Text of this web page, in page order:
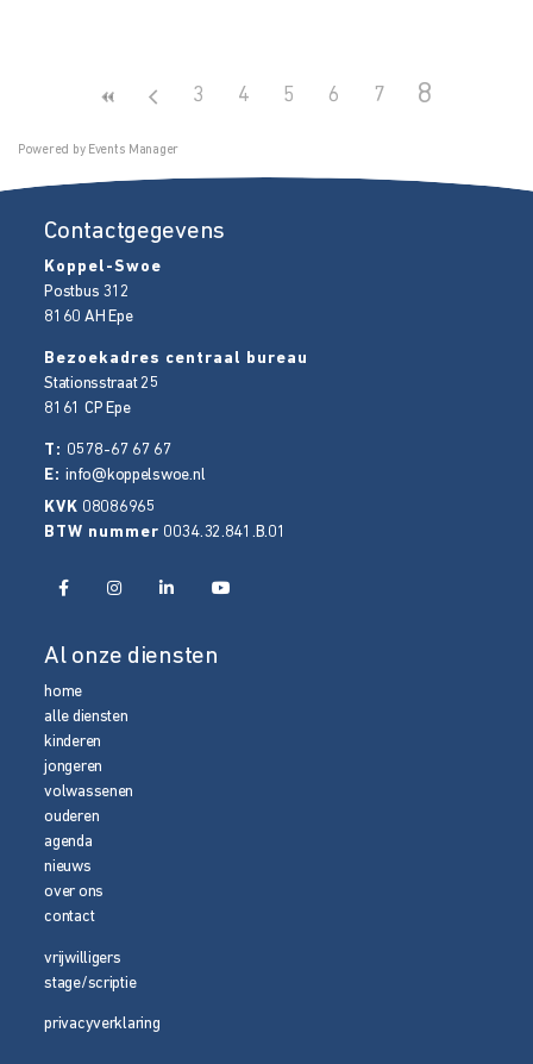
3 4 5 6 7 8
Powered by Events Manager
Contactgegevens
Koppel-Swoe
Postbus 312
8160 AH Epe
Bezoekadres centraal bureau
Stationsstraat 25
8161 CP Epe
T: 0578-67 67 67
E:info@koppelswoe.nl
KVK 08086965
BTW nummer 0034.32.841.B.01
Al onze diensten
home
alle diensten
kinderen
jongeren
volwassenen
ouderen
agenda
nieuws
over ons
contact
vrijwilligers
stage/scriptie
privacyverklaring